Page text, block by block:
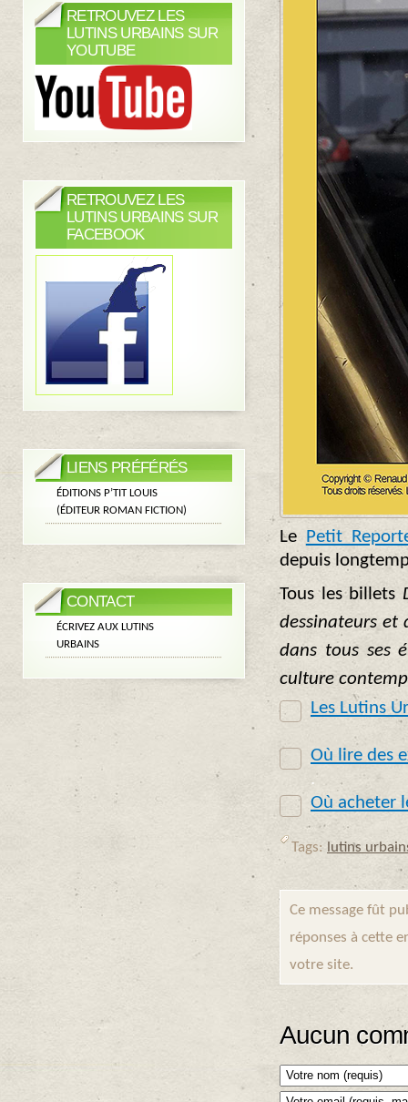
Le
Petit
depuis
Tous les billets
dessinateurs et
dans tous ses
culture
Les Lutins
Où lire des
.
Où acheter
Tags: lutins
Ce message fût
réponses à cette
votre site.
Aucun
RETROUVEZ LES
LUTINS URBAINS SUR
YOUTUBE
RETROUVEZ LES
LUTINS URBAINS SUR
FACEBOOK
LIENS PRÉFÉRÉS
ÉDITIONS P’TIT LOUIS
(ÉDITEUR ROMAN FICTION)
CONTACT
ÉCRIVEZ AUX LUTINS
URBAINS